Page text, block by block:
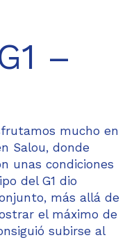
–
mucho en
Salou, donde
unas condiciones
del G1 dio
más allá de
el máximo de
subirse al